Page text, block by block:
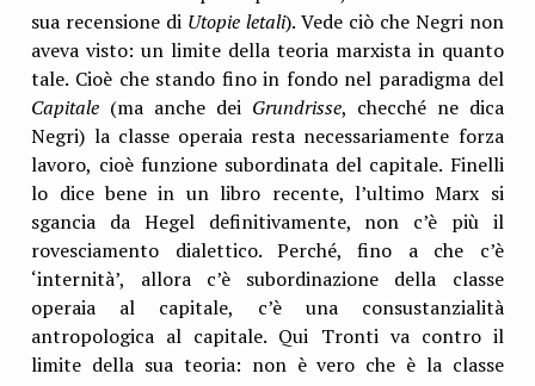
sua recensione di Utopie letali). Vede ciò che Negri non
aveva visto: un limite della teoria marxista in quanto
tale. Cioè che stando fino in fondo nel paradigma del
Capitale (ma anche dei Grundrisse, checché ne dica
Negri) la classe operaia resta necessariamente forza
lavoro, cioè funzione subordinata del capitale. Finelli
lo dice bene in un libro recente, l’ultimo Marx si
sgancia da Hegel definitivamente, non c’è più il
rovesciamento dialettico. Perché, fino a che c’è
‘internità’, allora c’è subordinazione della classe
operaia al capitale, c’è una consustanzialità
antropologica al capitale. Qui Tronti va contro il
limite della sua teoria: non è vero che è la classe